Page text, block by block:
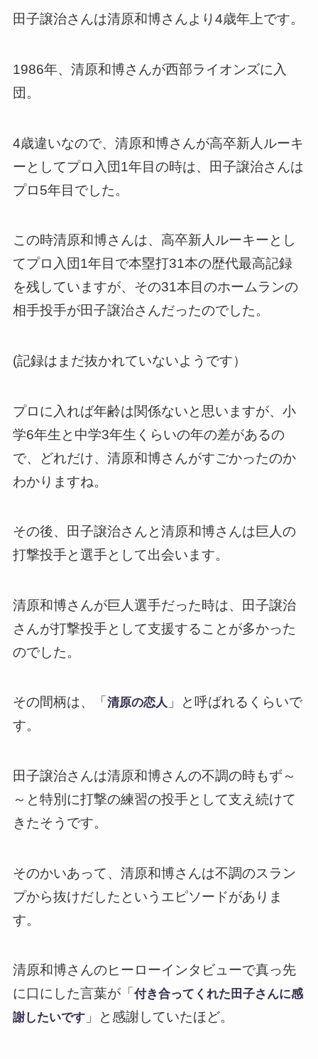
田子譲治さんは清原和博さんより4歳年上です。
1986年、清原和博さんが西部ライオンズに入
団。
4歳違いなので、清原和博さんが高卒新人ルーキ
ーとしてプロ入団1年目の時は、田子譲治さんは
プロ5年目でした。
この時清原和博さんは、高卒新人ルーキーとし
てプロ入団1年目で本塁打31本の歴代最高記録
を残していますが、その31本目のホームランの
相手投手が田子譲治さんだったのでした。
(記録はまだ抜かれていないようです）
プロに入れば年齢は関係ないと思いますが、小
学6年生と中学3年生くらいの年の差があるの
で、どれだけ、清原和博さんがすごかったのか
わかりますね。
その後、田子譲治さんと清原和博さんは巨人の
打撃投手と選手として出会います。
清原和博さんが巨人選手だった時は、田子譲治
さんが打撃投手として支援することが多かった
のでした。
その間柄は、「 清原の恋人 」と呼ばれるくらいで
す。
田子譲治さんは清原和博さんの不調の時もず～
～と特別に打撃の練習の投手として支え続けて
きたそうです。
そのかいあって、清原和博さんは不調のスラン
プから抜けだしたというエピソードがありま
す。
清原和博さんのヒーローインタビューで真っ先
に口にした言葉が「 付き合ってくれた田子さんに感
謝したいです」と感謝していたほど。